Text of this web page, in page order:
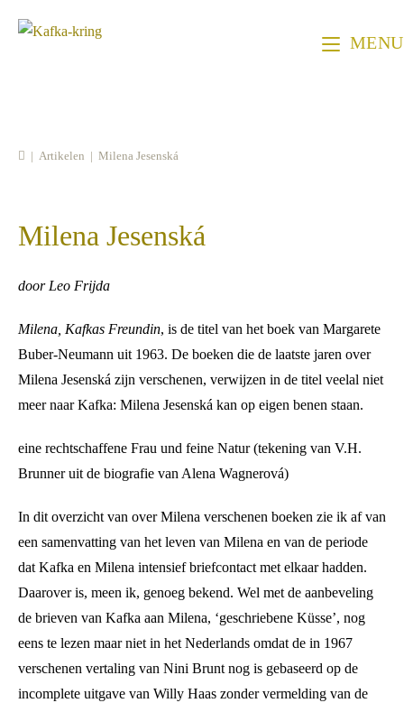
naar
MENU
Milena Jesenská
| Artikelen | Milena Jesenská
door Leo Frijda
Milena, Kafkas Freundin, is de titel van het boek van Margarete
Buber-Neumann uit 1963. De boeken die de laatste jaren over
Milena Jesenská zijn verschenen, verwijzen in de titel veelal niet
meer naar Kafka: Milena Jesenská kan op eigen benen staan.
eine rechtschaffene Frau und feine Natur (tekening van V.H.
Brunner uit de biografie van Alena Wagnerová)
In dit overzicht van over Milena verschenen boeken zie ik af van
een samenvatting van het leven van Milena en van de periode
dat Kafka en Milena intensief briefcontact met elkaar hadden.
Daarover is, meen ik, genoeg bekend. Wel met de aanbeveling
de brieven van Kafka aan Milena, ‘geschriebene Küsse’, nog
eens te lezen maar niet in het Nederlands omdat de in 1967
verschenen vertaling van Nini Brunt nog is gebaseerd op de
incomplete uitgave van Willy Haas zonder vermelding van de